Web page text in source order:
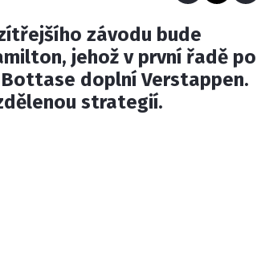
zítřejšího závodu bude
jehož v první řadě po
doplní Verstappen.
strategií.